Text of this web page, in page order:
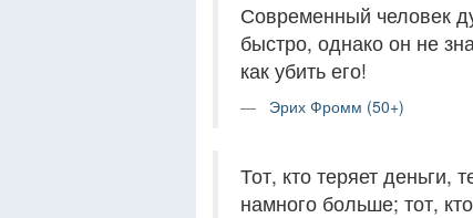
Современный человек
быстро, однако он не
как убить его!
Эрих Фромм (50+)
Тот, кто теряет деньги,
намного больше; тот,